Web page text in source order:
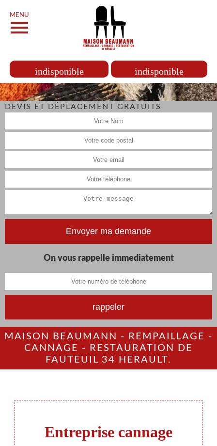
MENU
indisponible indisponible
DEVIS ET DÉPLACEMENT GRATUITS
On vous rappelle immediatement
MAISON BEAUMANN - REMPAILLAGE -
CANNAGE - RESTAURATION DE
FAUTEUIL 34 HERAULT.
Entreprise cannage